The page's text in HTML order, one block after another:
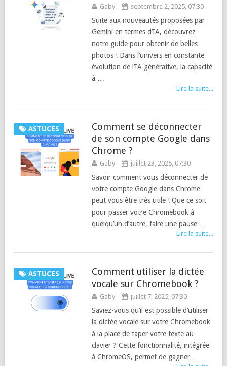
Gaby septembre 2, 2025, 07:30
Suite aux nouveautés proposées par
Gemini en termes d’IA, découvrez
notre guide pour obtenir de belles
photos ! Dans l’univers en constante
évolution de l’IA générative, la capacité
à …
Lire la suite...
ASTUCES
Comment se déconnecter
de son compte Google dans
Chrome ?
Gaby juillet 23, 2025, 07:30
Savoir comment vous déconnecter de
votre compte Google dans Chrome
peut vous être très utile ! Que ce soit
pour passer votre Chromebook à
quelqu’un d’autre, faire une pause …
Lire la suite...
ASTUCES
Comment utiliser la dictée
vocale sur Chromebook ?
Gaby juillet 7, 2025, 07:30
Saviez-vous qu’il est possible d’utiliser
la dictée vocale sur votre Chromebook
à la place de taper votre texte au
clavier ? Cette fonctionnalité, intégrée
à ChromeOS, permet de gagner …